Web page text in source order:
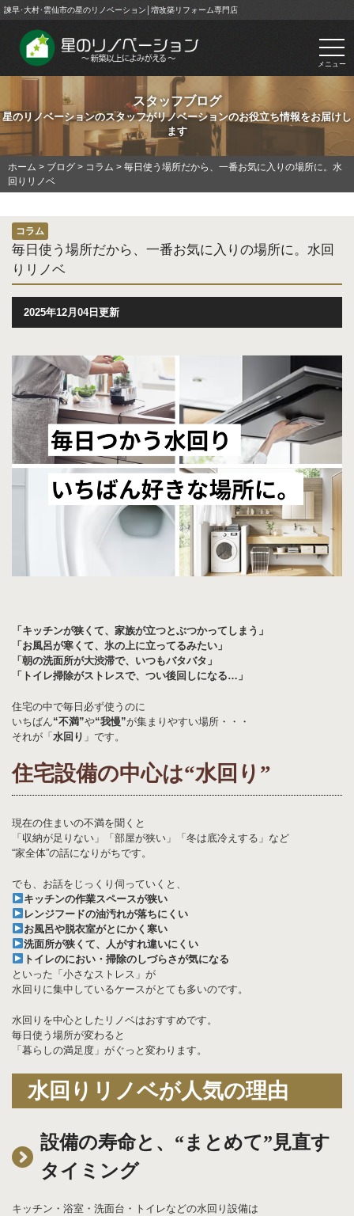
諫早･大村･雲仙市の星のリノベーション│増改築リフォーム専門店
メニュー
スタッフブログ
星のリノベーションのスタッフがリノベーションのお役立ち情報をお届けし
ます
ホーム > ブログ > コラム > 毎日使う場所だから、一番お気に入りの場所に。水
回りリノベ
コラム
毎日使う場所だから、一番お気に入りの場所に。水回
りリノベ
2025年12月04日更新
「キッチンが狭くて、家族が立つとぶつかってしまう」
「お風呂が寒くて、氷の上に立ってるみたい」
「朝の洗面所が大渋滞で、いつもバタバタ」
「トイレ掃除がストレスで、つい後回しになる…」
住宅の中で毎日必ず使うのに
いちばん“不満”や“我慢”が集まりやすい場所・・・
それが「 水回り 」です。
住宅設備の中心は“水回り”
現在の住まいの不満を聞くと
「収納が足りない」「部屋が狭い」「冬は底冷えする」など
“家全体”の話になりがちです。
でも、お話をじっくり伺っていくと、
キッチンの作業スペースが狭い
レンジフードの油汚れが落ちにくい
お風呂や脱衣室がとにかく寒い
洗面所が狭くて、人がすれ違いにくい
トイレのにおい・掃除のしづらさが気になる
といった「小さなストレス」が
水回りに集中しているケースがとても多いのです。
水回りを中心としたリノベはおすすめです。
毎日使う場所が変わると
「暮らしの満足度」がぐっと変わります。
水回りリノベが人気の理由
設備の寿命と、“まとめて”見直す
タイミング
キッチン・浴室・洗面台・トイレなどの水回り設備は